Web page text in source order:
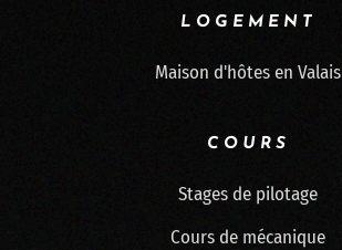
LOGEMENT
Maison d'hôtes en Valais
COURS
Stages de pilotage
Cours de mécanique